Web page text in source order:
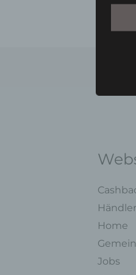
Home
Jobs